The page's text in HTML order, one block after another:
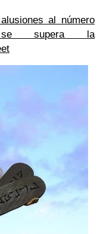
al número
se supera la